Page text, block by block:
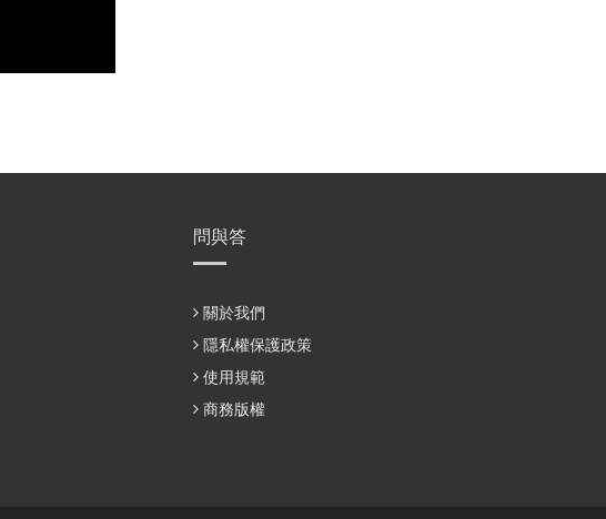
問與答
關於我們
隱私權保護政策
使用規範
商務版權